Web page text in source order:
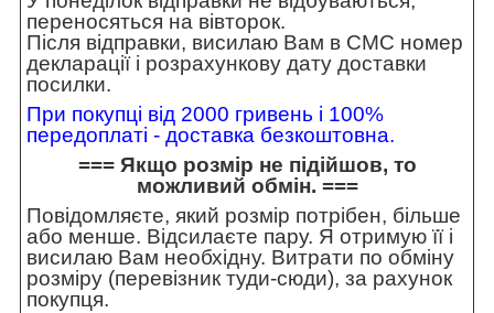
переносяться на вівторок.
Після відправки, висилаю Вам в СМС номер
декларації і розрахункову дату доставки
посилки.
При покупці від 2000 гривень і 100%
передоплаті - доставка безкоштовна.
=== Якщо розмір не підійшов, то
можливий обмін. ===
Повідомляєте, який розмір потрібен, більше
або менше. Відсилаєте пару. Я отримую її і
висилаю Вам необхідну. Витрати по обміну
розміру (перевізник туди-сюди), за рахунок
покупця.